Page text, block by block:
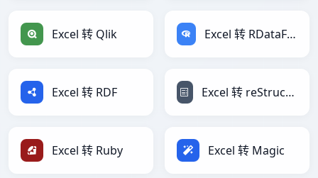
Excel 转 Qlik Excel 转 RDataFrame
Excel 转 RDF Excel 转 reStructuredText
Excel 转 Ruby Excel 转 Magic